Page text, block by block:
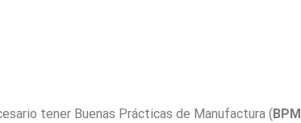
tener Buenas Prácticas de Manufactura ( BPM